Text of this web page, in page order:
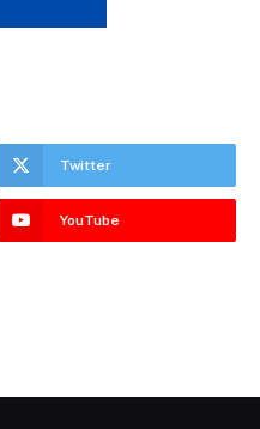
Twitter
YouTube